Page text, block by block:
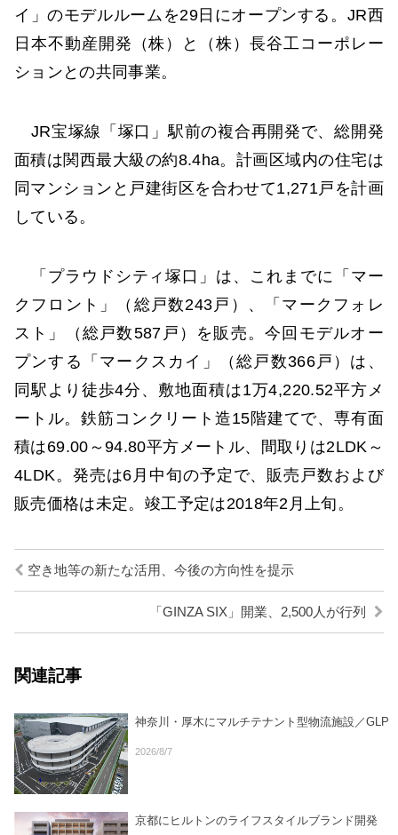
イ」のモデルルームを29日にオープンする。JR西
日本不動産開発（株）と（株）長谷工コーポレー
ションとの共同事業。
JR宝塚線「塚口」駅前の複合再開発で、総開発
面積は関西最大級の約8.4ha。計画区域内の住宅は
同マンションと戸建街区を合わせて1,271戸を計画
している。
「プラウドシティ塚口」は、これまでに「マー
クフロント」（総戸数243戸）、「マークフォレ
スト」（総戸数587戸）を販売。今回モデルオー
プンする「マークスカイ」（総戸数366戸）は、
同駅より徒歩4分、敷地面積は1万4,220.52平方メ
ートル。鉄筋コンクリート造15階建てで、専有面
積は69.00～94.80平方メートル、間取りは2LDK～
4LDK。発売は6月中旬の予定で、販売戸数および
販売価格は未定。竣工予定は2018年2月上旬。
空き地等の新たな活用、今後の方向性を提示
「GINZA SIX」開業、2,500人が行列
関連記事
神奈川・厚木にマルチテナント型物流施設／GLP
2026/8/7
京都にヒルトンのライフスタイルブランド開発